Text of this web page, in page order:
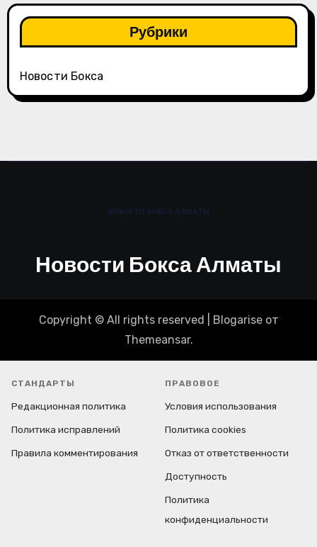
Рубрики
Новости Бокса
Новости Бокса Алматы
Copyright © All rights reserved Blogariseот
Themeansar.
СТАНДАРТЫ
Редакционная политика
Политика исправлений
Правила комментирования
ПРАВОВОЕ
Условия использования
Политика cookies
Отказ от ответственности
Доступность
Политика
конфиденциальности